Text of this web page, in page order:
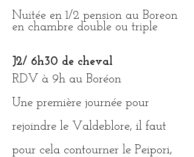
Nuitée en 1/2 pension au Boreon
en chambre double ou triple
J2/ 6h30 de cheval
RDV à 9h au Boréon
Une première journée pour
rejoindre le Valdeblore, il faut
pour cela contourner le Peipori,